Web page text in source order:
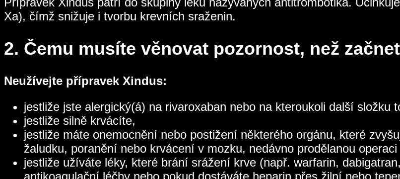
Xa), čímž snižuje i tvorbu krevních sraženin.
2. Čemu musíte věnovat pozornost, než
Neužívejte přípravek Xindus:
jestliže jste alergický(á) na rivaroxaban nebo na kteroukoli další složku
jestliže silně krvácíte,
jestliže máte onemocnění nebo postižení některého orgánu, které
žaludku, poranění nebo krvácení v mozku, nedávno prodělanou
jestliže užíváte léky, které brání srážení krve (např. warfarin,
antikoagulační léčby nebo pokud dostáváte heparin přes žilní nebo